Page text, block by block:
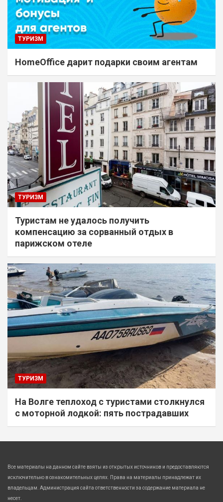
ТУРИЗМ
HomeOffice дарит подарки своим агентам
ТУРИЗМ
Туристам не удалось получить
компенсацию за сорванный отдых в
парижском отеле
ТУРИЗМ
На Волге теплоход с туристами столкнулся
с моторной лодкой: пять пострадавших
Все материалы на данном сайте взяты из открытых источников и предоставляются
исключительно в ознакомительных целях. Права на материалы принадлежат их
владельцам. Администрация сайта ответственности за содержание материала не
несет.